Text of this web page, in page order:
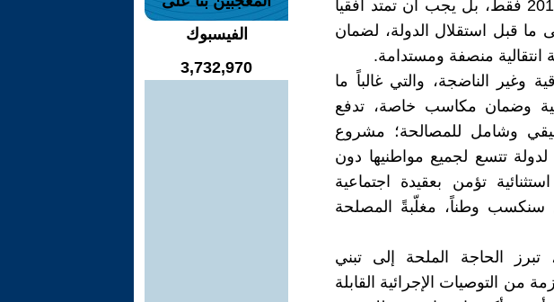
على معالجة ملفات وضحايا مرحلة ما بعد عام 2011 فقط، بل يجب أن تمتد أفقياً
ما قبل استقلال الدولة، لضمان
انتقالية منصفة ومستدامة.
وغير الناضجة، والتي غالباً ما
وضمان مكاسب خاصة، تدفع
وشامل للمصالحة؛ مشروع
تتسع لجميع مواطنيها دون
تؤمن بعقيدة اجتماعية
وطناً، مغلّبةً المصلحة
الحاجة الملحة إلى تبني
من التوصيات الإجرائية القابلة
الفيسبوك
3,732,970